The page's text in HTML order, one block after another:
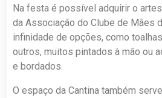
Na festa é possível adquirir o
da Associação do Clube de Mães
infinidade de opções, como
outros, muitos pintados à mão ou
e bordados.
O espaço da Cantina também